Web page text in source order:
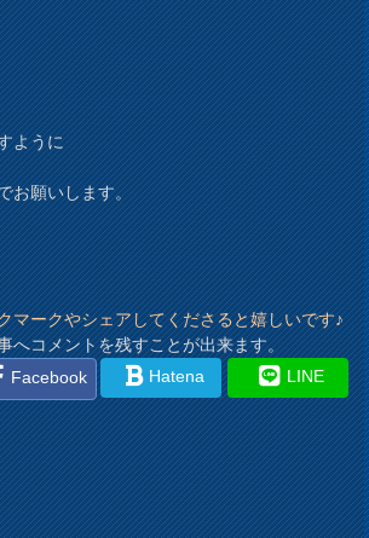
ように
お願いします。
マークやシェアしてくださると嬉しいです♪
へコメントを残すことが出来ます。
Facebook Hatena LINE